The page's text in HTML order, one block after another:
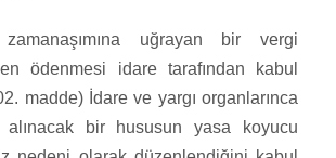
uğrayan bir vergi
ödenmesi idare tarafından kabul
madde) İdare ve yargı organlarınca
alınacak bir hususun yasa koyucu